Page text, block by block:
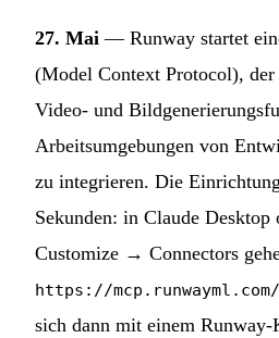
27. Mai — Runway startet
(Model Context Protocol),
Video- und
Arbeitsumgebungen von
zu integrieren. Die
Sekunden: in Claude Desktop
Customize → Connectors
https://mcp.runwayml.com/
sich dann mit einem Runway-